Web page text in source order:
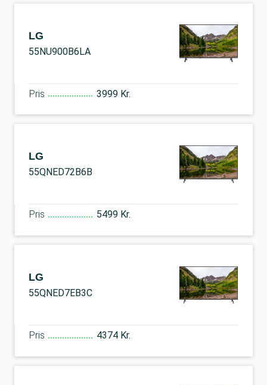
LG
55NU900B6LA
Pris 3999 Kr.
LG
55QNED72B6B
Pris 5499 Kr.
LG
55QNED7EB3C
Pris 4374 Kr.